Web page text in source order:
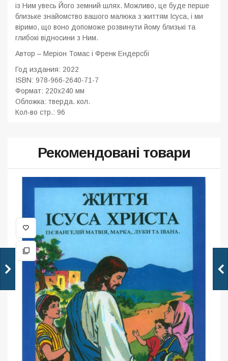
із Ним увесь Його земний шлях. Можливо, це буде перше
близьке знайомство вашого малюка з життям Ісуса, і ми
віримо, що воно допоможе розвинути йому близькі та
глибокі відносини з Ним.
Автор – Меріон Томас і Френк Ендерсбі
Год издания: 2022
ISBN: 978-966-2640-71-7
Формат: 220x240 мм
Обложка: тверда. кол.
Кол-во стр.: 96
Рекомендовані товари